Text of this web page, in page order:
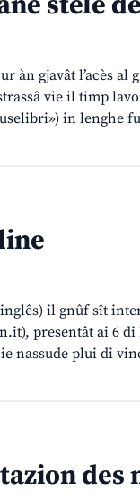
àn gjavât l’acès al
vie il timp
in lenghe
il gnûf sît
presentât ai 6 di
nassude plui di
des